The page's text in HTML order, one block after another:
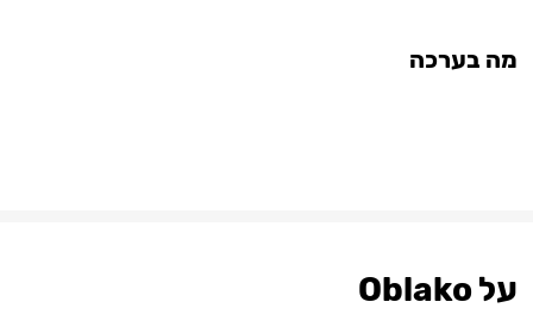
מה בערכה
על Oblako